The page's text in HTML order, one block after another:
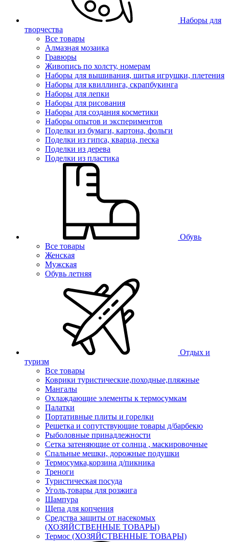
Наборы для
творчества
Все товары
Алмазная мозаика
Гравюры
Живопись по холсту, номерам
Наборы для вышивания, шитья игрушки, плетения
Наборы для квиллинга, скрапбукинга
Наборы для лепки
Наборы для рисования
Наборы для создания косметики
Наборы опытов и экспериментов
Поделки из бумаги, картона, фольги
Поделки из гипса, кварца, песка
Поделки из дерева
Поделки из пластика
Обувь
Все товары
Женская
Мужская
Обувь летняя
Отдых и
туризм
Все товары
Коврики туристические,походные,пляжные
Мангалы
Охлаждающие элементы к термосумкам
Палатки
Портативные плиты и горелки
Решетка и сопутствующие товары д/барбекю
Рыболовные принадлежности
Сетка затеняющие от солнца , маскировочные
Спальные мешки, дорожные подушки
Термосумка,корзина д/пикника
Треноги
Туристическая посуда
Уголь,товары для розжига
Шампура
Щепа для копчения
Средства защиты от насекомых
(ХОЗЯЙСТВЕННЫЕ ТОВАРЫ)
Термос (ХОЗЯЙСТВЕННЫЕ ТОВАРЫ)